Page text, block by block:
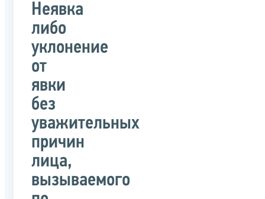
Неявка
либо
уклонение
от
явки
без
уважительных
причин
лица,
вызываемого